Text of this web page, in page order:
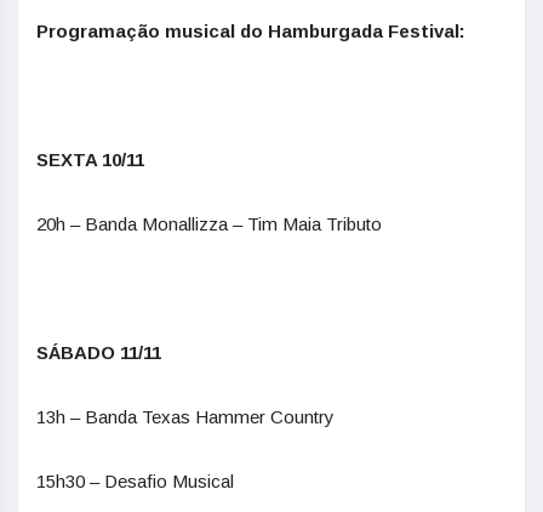
Programação musical do Hamburgada Festival:
SEXTA 10/11
20h – Banda Monallizza – Tim Maia Tributo
SÁBADO 11/11
13h – Banda Texas Hammer Country
15h30 – Desafio Musical